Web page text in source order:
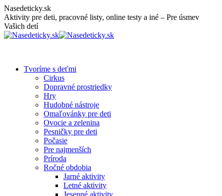
Skip
to
content
Nasedeticky.sk
Aktivity pre deti, pracovné listy, online testy a iné – Pre úsmev
Vašich detí
Tvoríme s deťmi
Cirkus
Dopravné prostriedky
Hry
Hudobné nástroje
Omaľovánky pre deti
Ovocie a zelenina
Pesničky pre deti
Počasie
Pre najmenších
Príroda
Ročné obdobia
Jarné aktivity
Letné aktivity
Jesenné aktivity